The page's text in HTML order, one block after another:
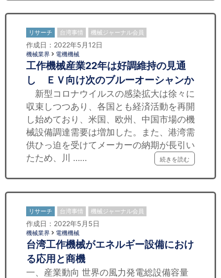
リサーチ 台湾事情 機械ジャーナル会員
作成日：2022年5月12日
機械業界 電機機械
工作機械産業22年は好調維持の見通
し ＥＶ向け次のブルーオーシャンか
新型コロナウイルスの感染拡大は徐々に
収束しつつあり、各国とも経済活動を再開
し始めており、米国、欧州、中国市場の機
械設備調達需要は増加した。また、港湾需
供ひっ迫を受けてメーカーの納期が長引い
たため、川 ……
続きを読む
リサーチ 台湾事情 機械ジャーナル会員
作成日：2022年5月5日
機械業界 電機機械
台湾工作機械がエネルギー設備におけ
る応用と商機
一、産業動向 世界の風力発電総設備容量